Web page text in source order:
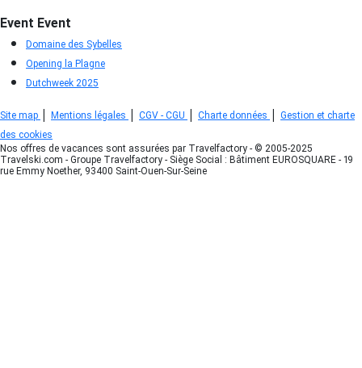
Event Event
Domaine des Sybelles
Opening la Plagne
Dutchweek 2025
Site map | Mentions légales | CGV - CGU | Charte données | Gestion et charte
des cookies
Nos offres de vacances sont assurées par Travelfactory - © 2005-2025
Travelski.com - Groupe Travelfactory - Siège Social : Bâtiment EUROSQUARE - 19
rue Emmy Noether, 93400 Saint-Ouen-Sur-Seine